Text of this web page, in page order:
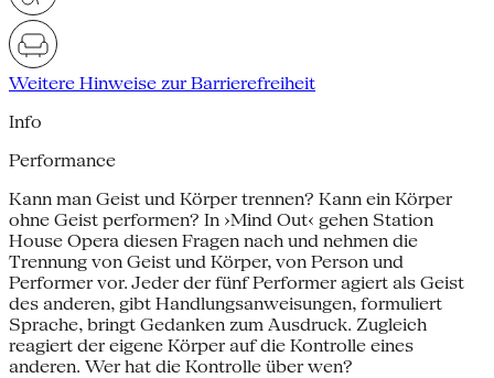
Weitere Hinweise zur Barrierefreiheit
Info
Performance
Kann man Geist und Körper trennen? Kann ein Körper
ohne Geist performen? In ›Mind Out‹ gehen Station
House Opera diesen Fragen nach und nehmen die
Trennung von Geist und Körper, von Person und
Performer vor. Jeder der fünf Performer agiert als Geist
des anderen, gibt Handlungsanweisungen, formuliert
Sprache, bringt Gedanken zum Ausdruck. Zugleich
reagiert der eigene Körper auf die Kontrolle eines
anderen. Wer hat die Kontrolle über wen?